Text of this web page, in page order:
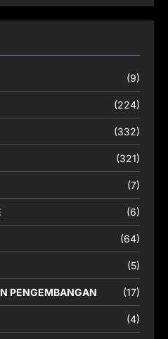
(9)
(224)
(332)
(321)
(7)
(6)
(64)
(5)
PENGEMBANGAN (17)
(4)